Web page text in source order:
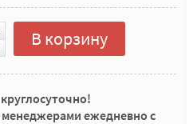
В корзину
ежедневно с